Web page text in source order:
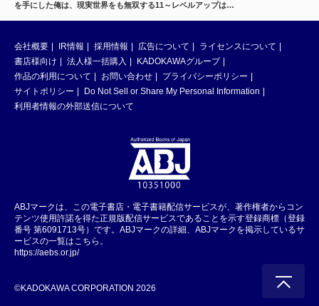
を手にした俺は、現実世界をも無双する11～レベルアップは…
会社概要 IR情報 採用情報 広告について
ライセンスについて
書店様向け
法人様一括購入
KADOKAWAグループ
作品の利用について
お問い合わせ
プライバシーポリシー
サイトポリシー
Do Not Sell or Share My Personal Information
利用者情報の外部送信について
ABJマークは、この電子書店・電子書籍配信サービスが、著作権者からコン
テンツ使用許諾を得た正規版配信サービスであることを示す登録商標（登録
番号 第6091713号）です。ABJマークの詳細、ABJマークを掲示しているサ
ービスの一覧はこちら。
https://aebs.or.jp/
©KADOKAWA CORPORATION 2026